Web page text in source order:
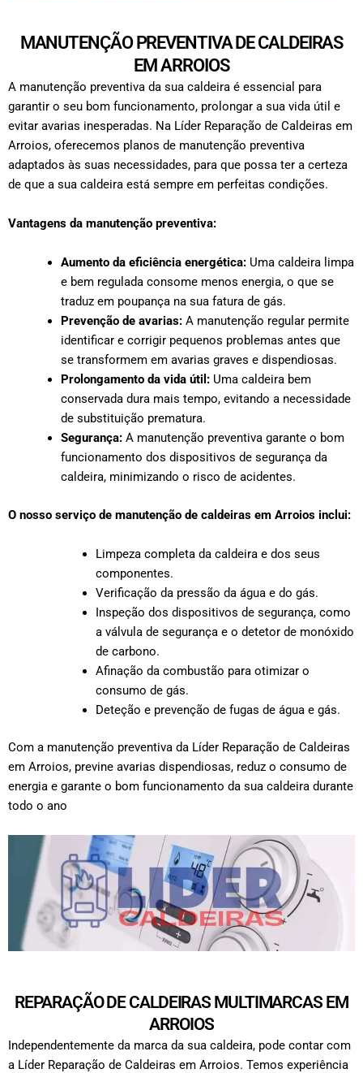
MANUTENÇÃO PREVENTIVA DE CALDEIRAS
EM ARROIOS
A manutenção preventiva da sua caldeira é essencial para
garantir o seu bom funcionamento, prolongar a sua vida útil e
evitar avarias inesperadas. Na Líder Reparação de Caldeiras em
Arroios, oferecemos planos de manutenção preventiva
adaptados às suas necessidades, para que possa ter a certeza
de que a sua caldeira está sempre em perfeitas condições.
Vantagens da manutenção preventiva:
Aumento da eficiência energética: Uma caldeira limpa
e bem regulada consome menos energia, o que se
traduz em poupança na sua fatura de gás.
Prevenção de avarias: A manutenção regular permite
identificar e corrigir pequenos problemas antes que
se transformem em avarias graves e dispendiosas.
Prolongamento da vida útil: Uma caldeira bem
conservada dura mais tempo, evitando a necessidade
de substituição prematura.
Segurança: A manutenção preventiva garante o bom
funcionamento dos dispositivos de segurança da
caldeira, minimizando o risco de acidentes.
O nosso serviço de manutenção de caldeiras em Arroios inclui:
Limpeza completa da caldeira e dos seus
componentes.
Verificação da pressão da água e do gás.
Inspeção dos dispositivos de segurança, como
a válvula de segurança e o detetor de monóxido
de carbono.
Afinação da combustão para otimizar o
consumo de gás.
Deteção e prevenção de fugas de água e gás.
Com a manutenção preventiva da Líder Reparação de Caldeiras
em Arroios, previne avarias dispendiosas, reduz o consumo de
energia e garante o bom funcionamento da sua caldeira durante
todo o ano
REPARAÇÃO DE CALDEIRAS MULTIMARCAS EM
ARROIOS
Independentemente da marca da sua caldeira, pode contar com
a Líder Reparação de Caldeiras em Arroios. Temos experiência